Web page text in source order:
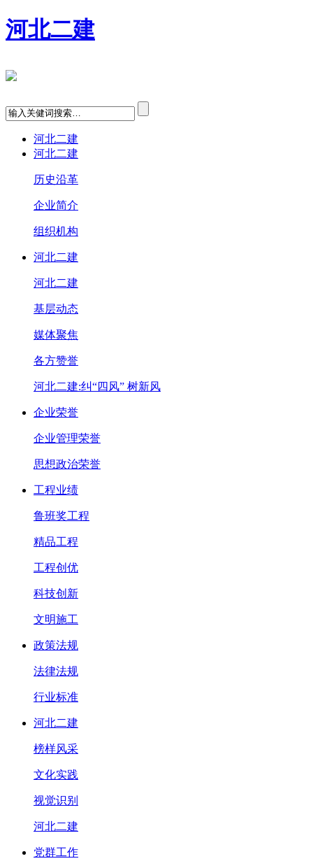
河北二建
河北二建
河北二建
历史沿革
企业简介
组织机构
河北二建
河北二建
基层动态
媒体聚焦
各方赞誉
河北二建:纠“四风” 树新风
企业荣誉
企业管理荣誉
思想政治荣誉
工程业绩
鲁班奖工程
精品工程
工程创优
科技创新
文明施工
政策法规
法律法规
行业标准
河北二建
榜样风采
文化实践
视觉识别
河北二建
党群工作